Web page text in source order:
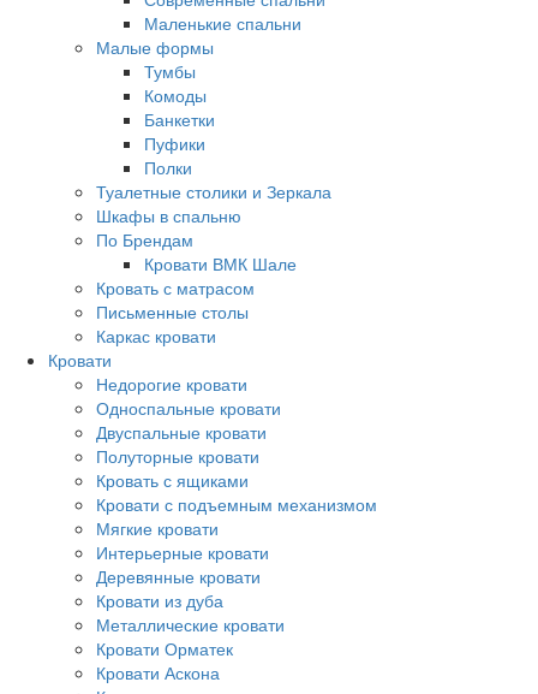
Маленькие спальни
Малые формы
Тумбы
Комоды
Банкетки
Пуфики
Полки
Туалетные столики и Зеркала
Шкафы в спальню
По Брендам
Кровати ВМК Шале
Кровать с матрасом
Письменные столы
Каркас кровати
Кровати
Недорогие кровати
Односпальные кровати
Двуспальные кровати
Полуторные кровати
Кровать с ящиками
Кровати с подъемным механизмом
Мягкие кровати
Интерьерные кровати
Деревянные кровати
Кровати из дуба
Металлические кровати
Кровати Орматек
Кровати Аскона